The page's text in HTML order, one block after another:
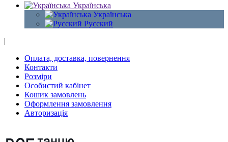
Українська
Українська
Русский
|
Оплата, доставка, повернення
Контакти
Розміри
Особистий кабінет
Кошик замовлень
Оформлення замовлення
Авторизація